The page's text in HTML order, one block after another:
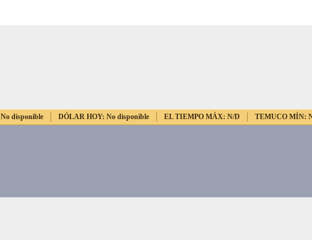
No disponible DÓLAR HOY: No disponible EL TIEMPO MÁX: N/D TEMUCO MÍN: